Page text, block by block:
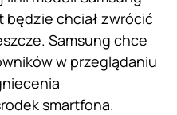
będzie chciał zwrócić
Samsung chce
w przeglądaniu
smartfona.